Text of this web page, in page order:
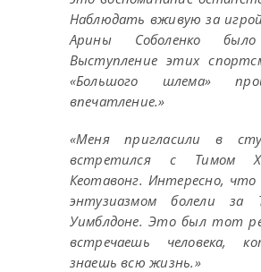
Наблюдать вживую за
Арины Соболенко было
Выступление этих
«Большого шлема»
впечатление.»
«Меня пригласили в
встретился с Тимом
Кеотавонг. Интересно,
энтузиазмом болели за
Уимблдоне. Это был тот
встречаешь человека,
знаешь всю жизнь.»